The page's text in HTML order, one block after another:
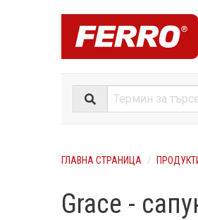
ГЛАВНА СТРАНИЦА
Grace -